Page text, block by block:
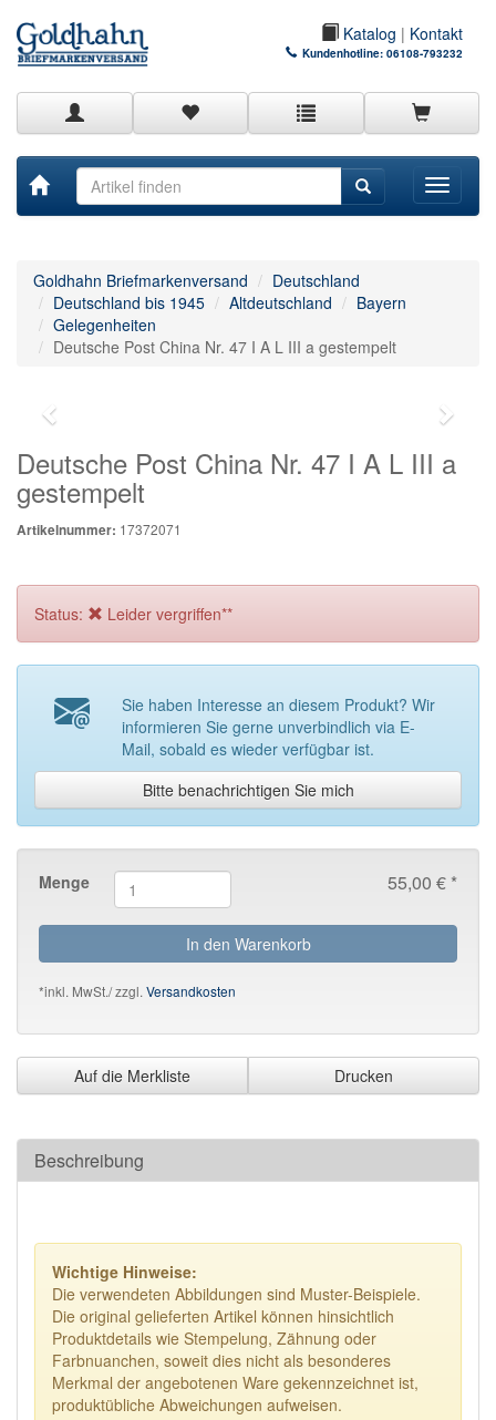
Katalog | Kontakt
Kundenhotline: 06108-793232
Toggle
Goldhahn Briefmarkenversand
Deutschland
Deutschland bis 1945
Altdeutschland
Bayern
Gelegenheiten
Deutsche Post China Nr. 47 I A L III a gestempelt
Deutsche Post China Nr. 47 I A L III a
gestempelt
Artikelnummer: 17372071
Status: Leider vergriffen**
Sie haben Interesse an diesem Produkt? Wir
informieren Sie gerne unverbindlich via E-
Mail, sobald es wieder verfügbar ist.
Bitte benachrichtigen Sie mich
55,00 € *
Menge
In den Warenkorb
*inkl. MwSt./ zzgl.Versandkosten
Auf die Merkliste Drucken
Beschreibung
Wichtige Hinweise:
Die verwendeten Abbildungen sind Muster-Beispiele.
Die original gelieferten Artikel können hinsichtlich
Produktdetails wie Stempelung, Zähnung oder
Farbnuanchen, soweit dies nicht als besonderes
Merkmal der angebotenen Ware gekennzeichnet ist,
produktübliche Abweichungen aufweisen.